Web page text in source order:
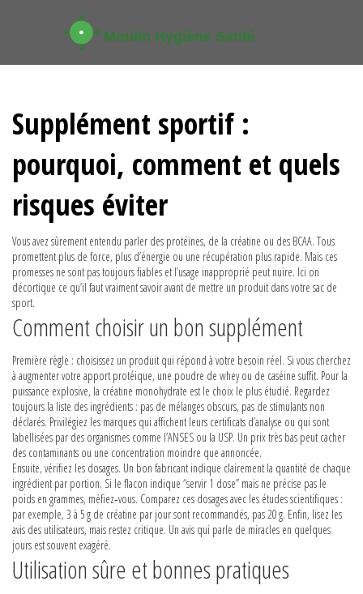
Supplément sportif :
pourquoi, comment et quels
risques éviter
Vous avez sûrement entendu parler des protéines, de la créatine ou des BCAA. Tous
promettent plus de force, plus d’énergie ou une récupération plus rapide. Mais ces
promesses ne sont pas toujours fiables et l’usage inapproprié peut nuire. Ici on
décortique ce qu’il faut vraiment savoir avant de mettre un produit dans votre sac de
sport.
Comment choisir un bon supplément
Première règle : choisissez un produit qui répond à votre besoin réel. Si vous cherchez
à augmenter votre apport protéique, une poudre de whey ou de caséine suffit. Pour la
puissance explosive, la créatine monohydrate est le choix le plus étudié. Regardez
toujours la liste des ingrédients : pas de mélanges obscurs, pas de stimulants non
déclarés. Privilégiez les marques qui affichent leurs certificats d’analyse ou qui sont
labellisées par des organismes comme l’ANSES ou la USP. Un prix très bas peut cacher
des contaminants ou une concentration moindre que annoncée.
Ensuite, vérifiez les dosages. Un bon fabricant indique clairement la quantité de chaque
ingrédient par portion. Si le flacon indique “servir 1 dose” mais ne précise pas le
poids en grammes, méfiez‑vous. Comparez ces dosages avec les études scientifiques :
par exemple, 3 à 5 g de créatine par jour sont recommandés, pas 20 g. Enfin, lisez les
avis des utilisateurs, mais restez critique. Un avis qui parle de miracles en quelques
jours est souvent exagéré.
Utilisation sûre et bonnes pratiques